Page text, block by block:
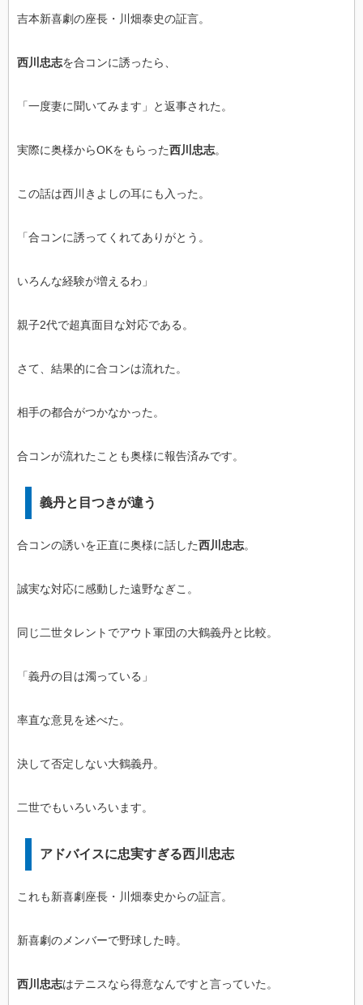
吉本新喜劇の座長・川畑泰史の証言。
西川忠志を合コンに誘ったら、
「一度妻に聞いてみます」と返事された。
実際に奥様からOKをもらった西川忠志。
この話は西川きよしの耳にも入った。
「合コンに誘ってくれてありがとう。
いろんな経験が増えるわ」
親子2代で超真面目な対応である。
さて、結果的に合コンは流れた。
相手の都合がつかなかった。
合コンが流れたことも奥様に報告済みです。
義丹と目つきが違う
合コンの誘いを正直に奥様に話した西川忠志。
誠実な対応に感動した遠野なぎこ。
同じ二世タレントでアウト軍団の大鶴義丹と比較。
「義丹の目は濁っている」
率直な意見を述べた。
決して否定しない大鶴義丹。
二世でもいろいろいます。
アドバイスに忠実すぎる西川忠志
これも新喜劇座長・川畑泰史からの証言。
新喜劇のメンバーで野球した時。
西川忠志はテニスなら得意なんですと言っていた。